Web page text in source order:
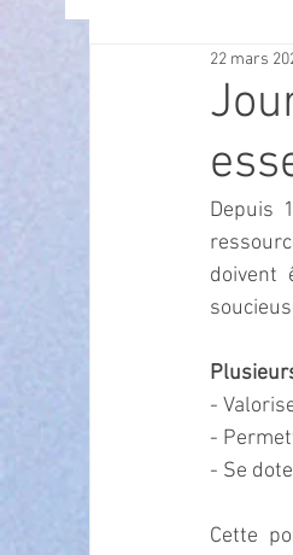
OFFRES D'EMPLOI
ECONOMIE
22 mars
Depuis
doivent
-
-
- Se
Cette